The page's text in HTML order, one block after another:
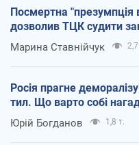
Посмертна "презумпція
дозволив ТЦК судити
Марина Ставнійчук 2,7
Росія прагне
тил. Що варто собі
Юрій Богданов 1,8 т.